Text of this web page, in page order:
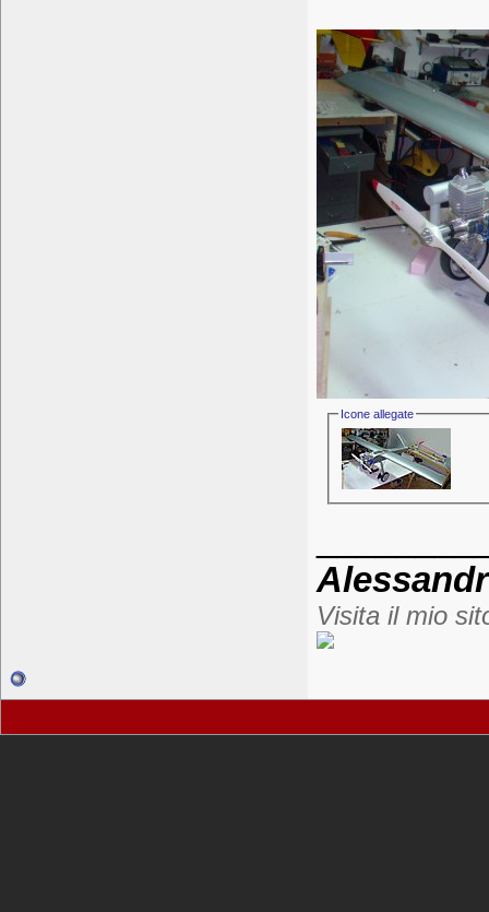
Icone allegate
Visita il mio